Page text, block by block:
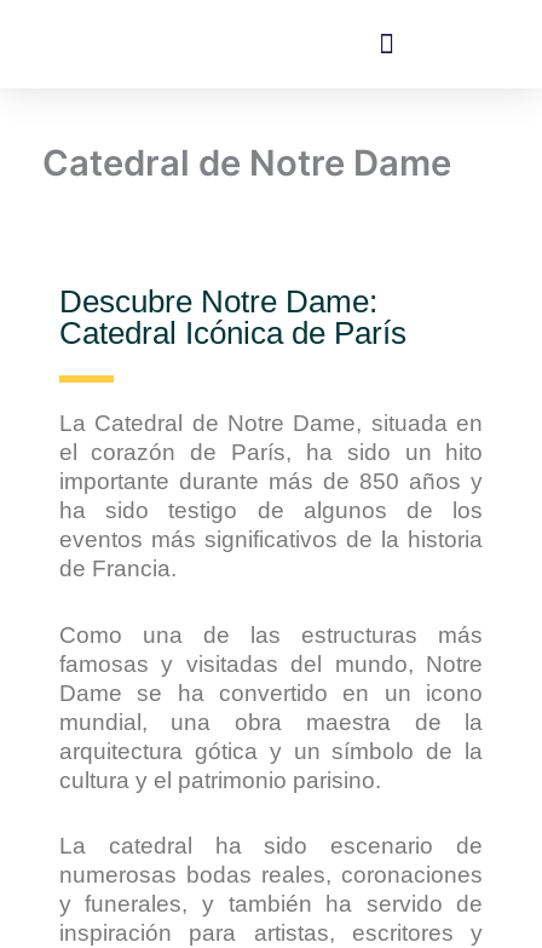
Catedral de Notre Dame
Descubre Notre Dame:
Catedral Icónica de París
La Catedral de Notre Dame, situada en
el corazón de París, ha sido un hito
importante durante más de 850 años y
ha sido testigo de algunos de los
eventos más significativos de la historia
de Francia.
Como una de las estructuras más
famosas y visitadas del mundo, Notre
Dame se ha convertido en un icono
mundial, una obra maestra de la
arquitectura gótica y un símbolo de la
cultura y el patrimonio parisino.
La catedral ha sido escenario de
numerosas bodas reales, coronaciones
y funerales, y también ha servido de
inspiración para artistas, escritores y